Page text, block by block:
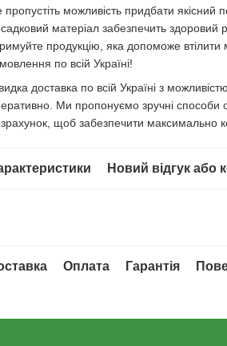
пропустіть можливість придбати якісний
матеріал забезпечить здоровий
продукцію, яка допоможе втілити
по всій Україні!
доставка по всій Україні з
Ми пропонуємо зручні способи
щоб забезпечити максимально
Новий відгук або
Оплата Гарантія